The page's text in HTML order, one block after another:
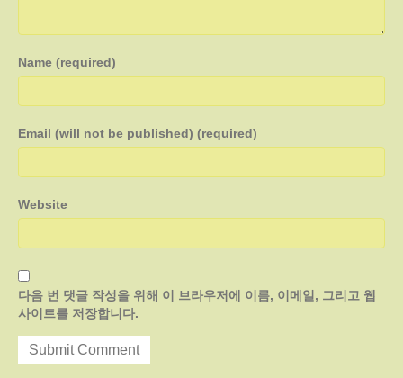
Name (required)
Email (will not be published) (required)
Website
다음 번 댓글 작성을 위해 이 브라우저에 이름, 이메일, 그리고 웹
사이트를 저장합니다.